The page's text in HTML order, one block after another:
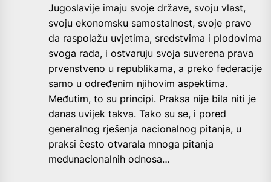
Jugoslavije imaju svoje države, svoju vlast,
svoju ekonomsku samostalnost, svoje pravo
da raspolažu uvjetima, sredstvima i plodovima
svoga rada, i ostvaruju svoja suverena prava
prvenstveno u republikama, a preko federacije
samo u određenim njihovim aspektima.
Međutim, to su principi. Praksa nije bila niti je
danas uvijek takva. Tako su se, i pored
generalnog rješenja nacionalnog pitanja, u
praksi često otvarala mnoga pitanja
međunacionalnih odnosa…